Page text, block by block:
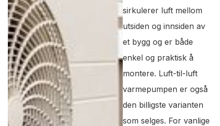
sirkulerer luft mellom
utsiden og innsiden av
et bygg og er både
enkel og praktisk å
montere. Luft-til-luft
varmepumpen er også
den billigste varianten
som selges. For vanlige